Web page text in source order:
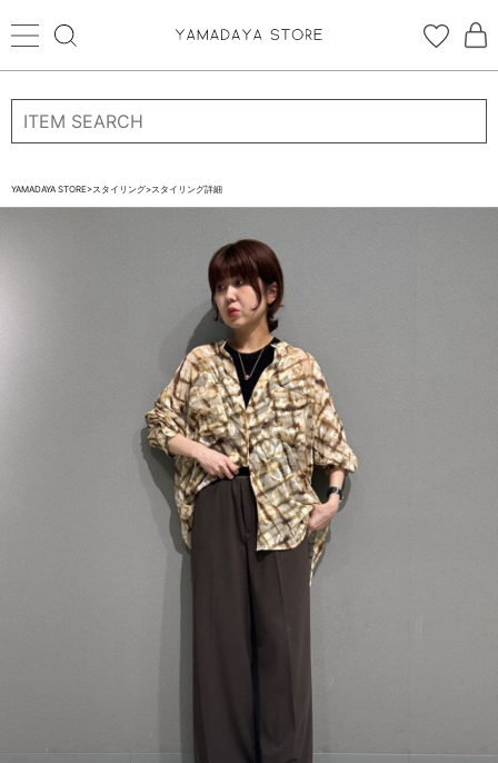
ログイン 新規会員登録
お気に入り
STORE BRAND・LABELから探す
YAMADAYA STORE>スタイリング>スタイリング詳細
ログイン